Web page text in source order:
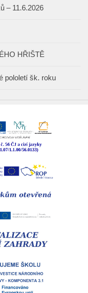
– 11.6.2026
HŘIŠTĚ
pololetí šk. roku